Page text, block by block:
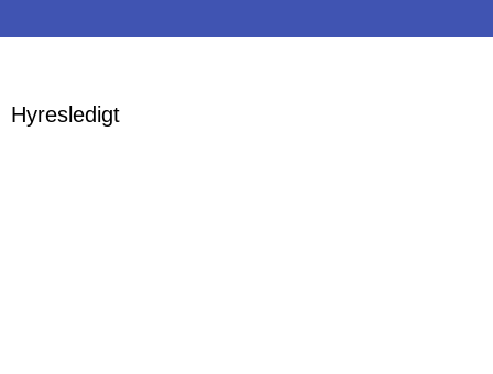
Hyresledigt